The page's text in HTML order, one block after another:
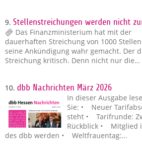
9. Stellenstreichungen werden nicht
Das Finanzministerium hat mit der
dauerhaften Streichung von 1000
seine Ankündigung wahr gemacht. Der
Streichung kritisch. Denn nicht nur die…
10. dbb Nachrichten März 2026
In dieser Ausgabe
Sie: • Neuer
steht • Tarifrunde:
Rückblick • Mitglied
des dbb werden • Weltfrauentag:…